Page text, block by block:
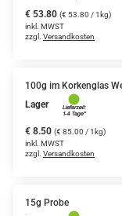
€ 53.80 (€ 53.80 / 1kg)
inkl. MWST
zzgl. Versandkosten
100g im Korkenglas
Lager
€ 8.50 (€ 85.00 / 1kg)
inkl. MWST
zzgl. Versandkosten
15g Probe